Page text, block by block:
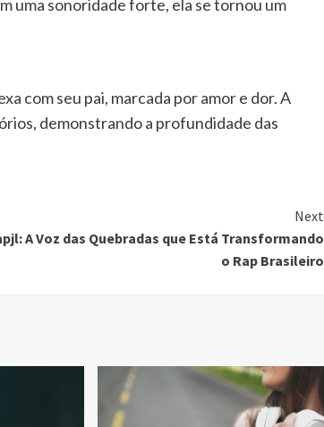
uma sonoridade forte, ela se tornou um
com seu pai, marcada por amor e dor. A
demonstrando a profundidade das
Next
A Voz das Quebradas que Está Transformando
o Rap Brasileiro